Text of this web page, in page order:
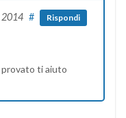
2014 # Rispondi
provato ti aiuto